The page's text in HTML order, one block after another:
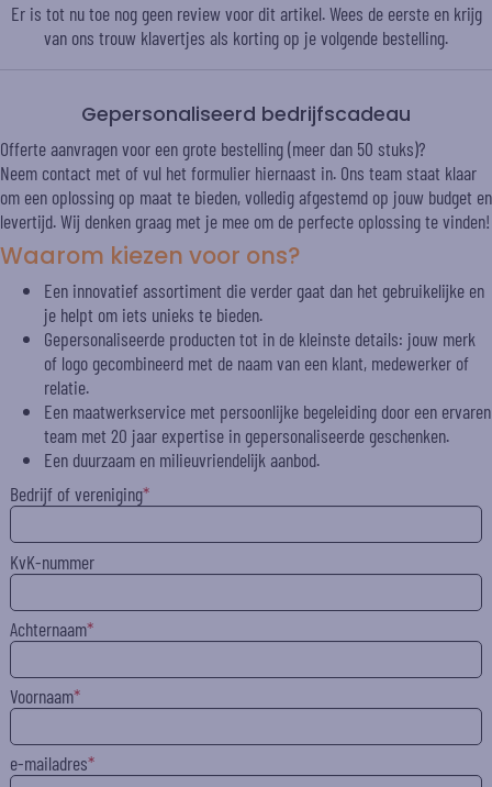
Er is tot nu toe nog geen review voor dit artikel. Wees de eerste en krijg
van ons trouw klavertjes als korting op je volgende bestelling.
Gepersonaliseerd bedrijfscadeau
Offerte aanvragen voor een grote bestelling (meer dan 50 stuks)?
Neem contact met of vul het formulier hiernaast in. Ons team staat klaar
om een oplossing op maat te bieden, volledig afgestemd op jouw budget en
levertijd. Wij denken graag met je mee om de perfecte oplossing te vinden!
Waarom kiezen voor ons?
Een innovatief assortiment die verder gaat dan het gebruikelijke en
je helpt om iets unieks te bieden.
Gepersonaliseerde producten tot in de kleinste details: jouw merk
of logo gecombineerd met de naam van een klant, medewerker of
relatie.
Een maatwerkservice met persoonlijke begeleiding door een ervaren
team met 20 jaar expertise in gepersonaliseerde geschenken.
Een duurzaam en milieuvriendelijk aanbod.
Bedrijf of vereniging
KvK-nummer
Achternaam
Voornaam
e-mailadres